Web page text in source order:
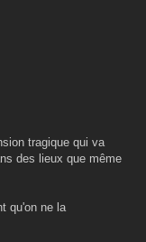
tragique qui va
des lieux que même
qu'on ne la